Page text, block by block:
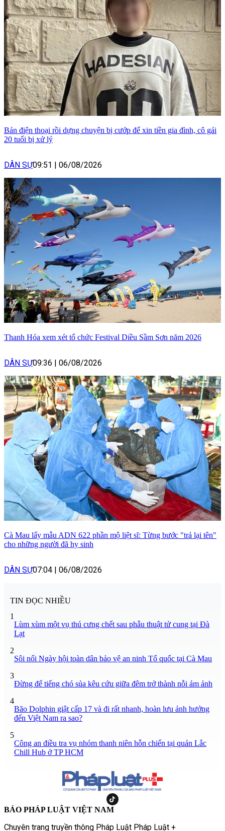
Bán điện thoại rồi dựng chuyện bị cướp để xin tiền gia đình, cô gái
20 tuổi bị xử lý
DÂN SỰ09:51 06/08/2026
Thanh Hóa xem xét tổ chức Festival Diều Sầm Sơn năm 2026
DÂN SỰ09:36 06/08/2026
Cà Mau lấy mẫu ADN 622 phần mộ liệt sĩ: Từng bước "trả lại tên"
cho những người đã hy sinh
DÂN SỰ07:04 06/08/2026
TIN ĐỌC NHIỀU
1
Lùm xùm một vụ thú cưng chết sau phẫu thuật tử cung tại Đà
Lạt
2
Sôi nổi Ngày hội toàn dân bảo vệ an ninh Tổ quốc tại Cà Mau
3
Đừng để tiếng chó sủa kêu cứu giữa đêm trở thành nỗi ám ảnh
4
Bão Dolphin giật cấp 17 và đi rất nhanh, hoàn lưu ảnh hưởng
đến Việt Nam ra sao?
5
Công an điều tra vụ nhóm thanh niên hỗn chiến tại quán Lắc
Chill Hub ở TP HCM
BÁO PHÁP LUẬT VIỆT NAM
Chuyên trang truyền thông Pháp Luật Pháp Luật +